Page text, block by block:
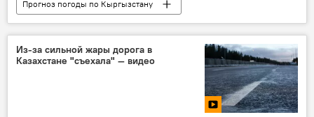
Прогноз погоды по Кыргызстану
прогноз погоды
Кыргызстан
жара
ветер
осадки
Новости Киргизии
Из-за сильной жары дорога в
Казахстане "съехала" — видео